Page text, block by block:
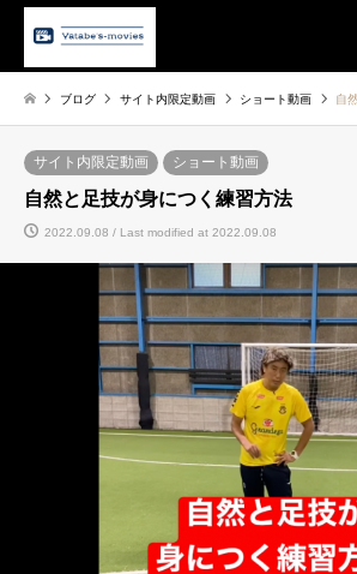
ブログ サイト内限定動画 ショート動画 自
サイト内限定動画 ショート動画
自然と足技が身につく練習方法
2022.09.08 / Last modified at 2022.09.08